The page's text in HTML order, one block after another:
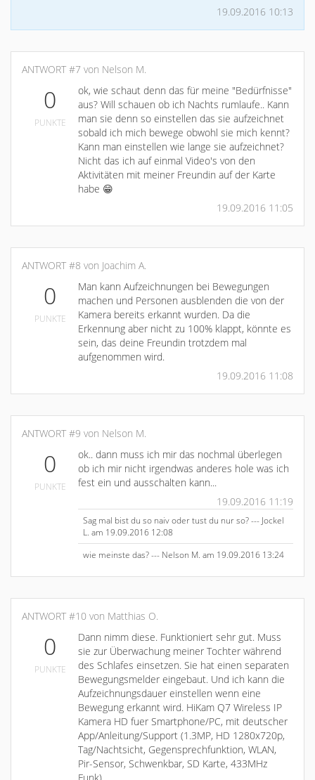
19.09.2016 10:13
ANTWORT #7 von Nelson M.
0
PUNKTE
ok, wie schaut denn das für meine "Bedürfnisse"
aus? Will schauen ob ich Nachts rumlaufe.. Kann
man sie denn so einstellen das sie aufzeichnet
sobald ich mich bewege obwohl sie mich kennt?
Kann man einstellen wie lange sie aufzeichnet?
Nicht das ich auf einmal Video's von den
Aktivitäten mit meiner Freundin auf der Karte
habe 😁
19.09.2016 11:05
ANTWORT #8 von Joachim A.
0
PUNKTE
Man kann Aufzeichnungen bei Bewegungen
machen und Personen ausblenden die von der
Kamera bereits erkannt wurden. Da die
Erkennung aber nicht zu 100% klappt, könnte es
sein, das deine Freundin trotzdem mal
aufgenommen wird.
19.09.2016 11:08
ANTWORT #9 von Nelson M.
0
PUNKTE
ok.. dann muss ich mir das nochmal überlegen
ob ich mir nicht irgendwas anderes hole was ich
fest ein und ausschalten kann...
19.09.2016 11:19
Sag mal bist du so naiv oder tust du nur so? --- Jockel
L. am 19.09.2016 12:08
wie meinste das? --- Nelson M. am 19.09.2016 13:24
ANTWORT #10 von Matthias O.
0
PUNKTE
Dann nimm diese. Funktioniert sehr gut. Muss
sie zur Überwachung meiner Tochter während
des Schlafes einsetzen. Sie hat einen separaten
Bewegungsmelder eingebaut. Und ich kann die
Aufzeichnungsdauer einstellen wenn eine
Bewegung erkannt wird. HiKam Q7 Wireless IP
Kamera HD fuer Smartphone/PC, mit deutscher
App/Anleitung/Support (1.3MP, HD 1280x720p,
Tag/Nachtsicht, Gegensprechfunktion, WLAN,
Pir-Sensor, Schwenkbar, SD Karte, 433MHz